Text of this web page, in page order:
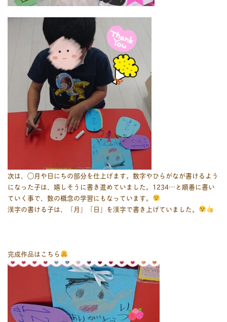
次は、◯月や日にちの部分を仕上げます。数字やひらがなが書けるよう
になった子は、嬉しそうに書き進めていました。1234…と順番に書い
ていく事で、数の概念の学習にもなっています。
漢字の書ける子は、「月」「日」を漢字で書き上げていました。
完成作品はこちら